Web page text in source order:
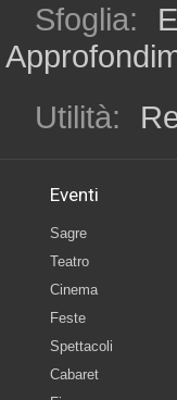
Sfoglia:
Utilità:
Eventi
Sagre
Teatro
Cinema
Feste
Spettacoli
Cabaret